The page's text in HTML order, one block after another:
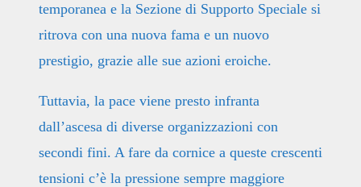
temporanea e la Sezione di Supporto Speciale si
ritrova con una nuova fama e un nuovo
prestigio, grazie alle sue azioni eroiche.
Tuttavia, la pace viene presto infranta
dall’ascesa di diverse organizzazioni con
secondi fini. A fare da cornice a queste crescenti
tensioni c’è la pressione sempre maggiore